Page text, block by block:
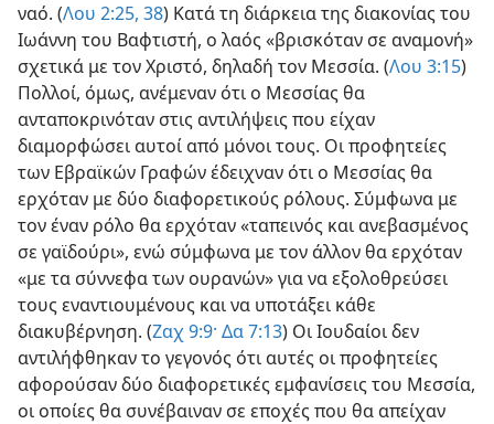
ναό. (Λου 2:25, 38) Κατά τη διάρκεια της διακονίας του
Ιωάννη του Βαφτιστή, ο λαός «βρισκόταν σε αναμονή»
σχετικά με τον Χριστό, δηλαδή τον Μεσσία. (Λου 3:15)
Πολλοί, όμως, ανέμεναν ότι ο Μεσσίας θα
ανταποκρινόταν στις αντιλήψεις που είχαν
διαμορφώσει αυτοί από μόνοι τους. Οι προφητείες
των Εβραϊκών Γραφών έδειχναν ότι ο Μεσσίας θα
ερχόταν με δύο διαφορετικούς ρόλους. Σύμφωνα με
τον έναν ρόλο θα ερχόταν «ταπεινός και ανεβασμένος
σε γαϊδούρι», ενώ σύμφωνα με τον άλλον θα ερχόταν
«με τα σύννεφα των ουρανών» για να εξολοθρεύσει
τους εναντιουμένους και να υποτάξει κάθε
διακυβέρνηση. (Ζαχ 9:9· Δα 7:13) Οι Ιουδαίοι δεν
αντιλήφθηκαν το γεγονός ότι αυτές οι προφητείες
αφορούσαν δύο διαφορετικές εμφανίσεις του Μεσσία,
οι οποίες θα συνέβαιναν σε εποχές που θα απείχαν